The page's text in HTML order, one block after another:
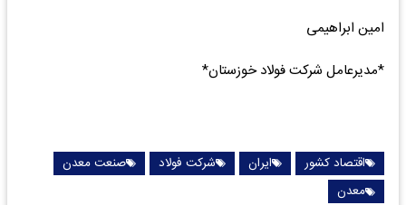
امین ابراهیمی
*مدیرعامل شرکت فولاد خوزستان*
اقتصاد کشور ایران شرکت فولاد
صنعت معدن
معدن